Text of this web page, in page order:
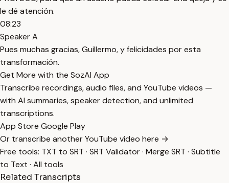
le dé atención.
08:23
Speaker A
Pues muchas gracias, Guillermo, y felicidades por esta
transformación.
Get More with the SozAI App
Transcribe recordings, audio files, and YouTube videos —
with AI summaries, speaker detection, and unlimited
transcriptions.
App Store Google Play
Or transcribe another YouTube video here →
Free tools: TXT to SRT · SRT Validator· Merge SRT · Subtitle
to Text · All tools
Related Transcripts